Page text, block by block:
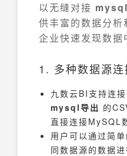
以无缝对接
供丰富的数据分析
企业快速发现数据
1. 多种数据源连
九数云BI支持连
mysql导出 的
直接连接MySQL
用户可以通过简
同数据源的数据进